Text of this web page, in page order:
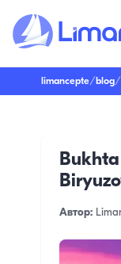
limancepte/ blog/
Bukhta
Автор: